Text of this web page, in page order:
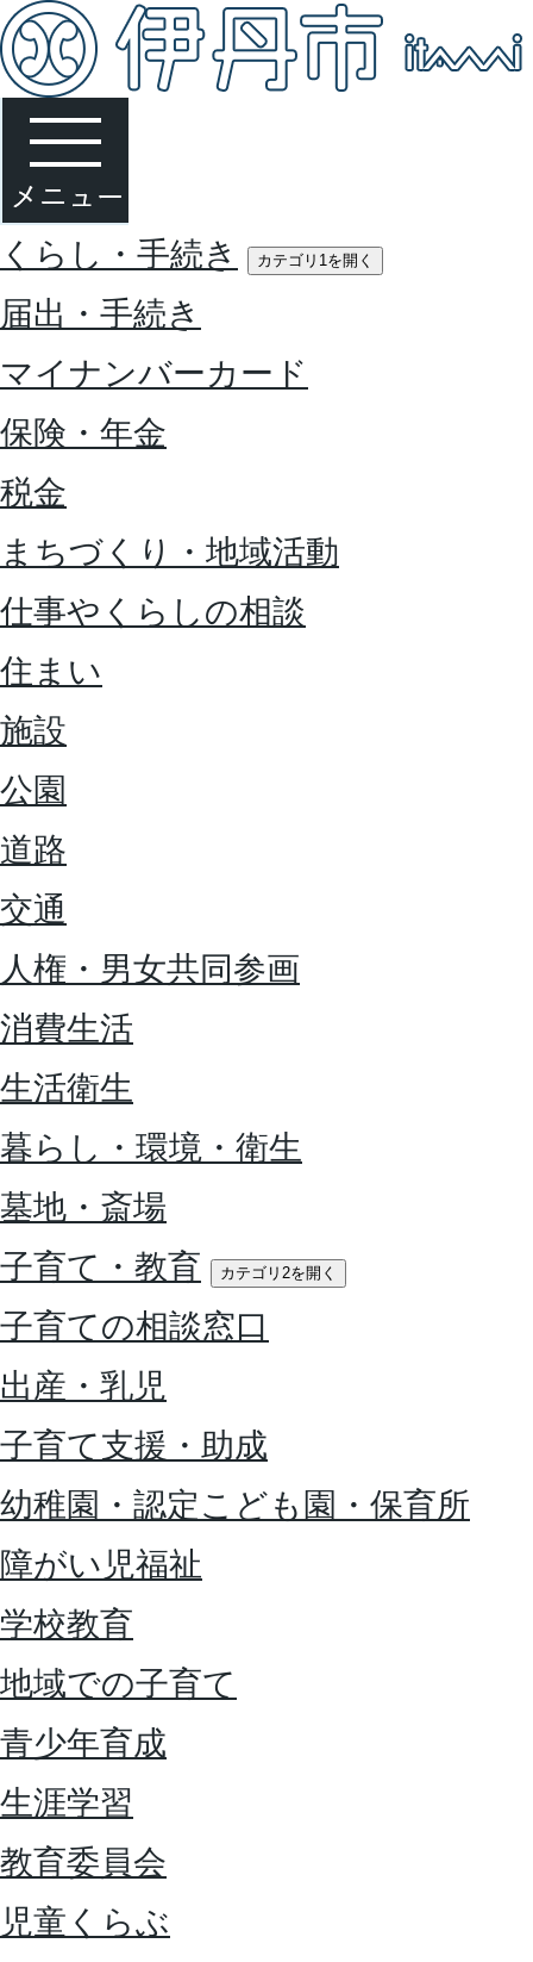
くらし・手続き カテゴリ1を開く
届出・手続き
マイナンバーカード
保険・年金
税金
まちづくり・地域活動
仕事やくらしの相談
住まい
施設
公園
道路
交通
人権・男女共同参画
消費生活
生活衛生
暮らし・環境・衛生
墓地・斎場
子育て・教育
カテゴリ2を開く
子育ての相談窓口
出産・乳児
子育て支援・助成
幼稚園・認定こども園・保育所
障がい児福祉
学校教育
地域での子育て
青少年育成
生涯学習
教育委員会
児童くらぶ